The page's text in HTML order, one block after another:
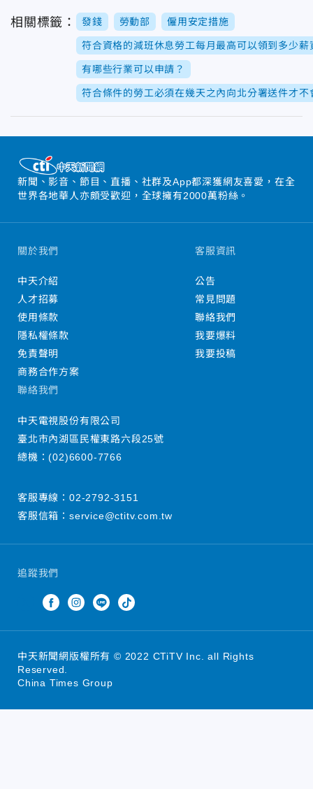
相關標籤： 發錢 勞動部 僱用安定措施
符合資格的減班休息勞工每月最高可以領到多少薪
有哪些行業可以申請？
符合條件的勞工必須在幾天之內向北分署送件才不
新聞、影音、節目、直播、社群及App都深獲網友喜愛，在全
世界各地華人亦頗受歡迎，全球擁有2000萬粉絲。
追蹤我們
關於我們
中天介紹
人才招募
使用條款
隱私權條款
免責聲明
商務合作方案
客服資訊
公告
常見問題
聯絡我們
我要爆料
我要投稿
聯絡我們
中天電視股份有限公司
臺北市內湖區民權東路六段25號
總機：(02)6600-7766
客服專線： 02-2792-3151
客服信箱： service@ctitv.com.tw
中天新聞網版權所有 © 2022 CTiTV Inc. all Rights
Reserved.
China Times Group